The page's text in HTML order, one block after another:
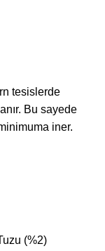
tesislerde
Bu sayede
iner.
(%2)